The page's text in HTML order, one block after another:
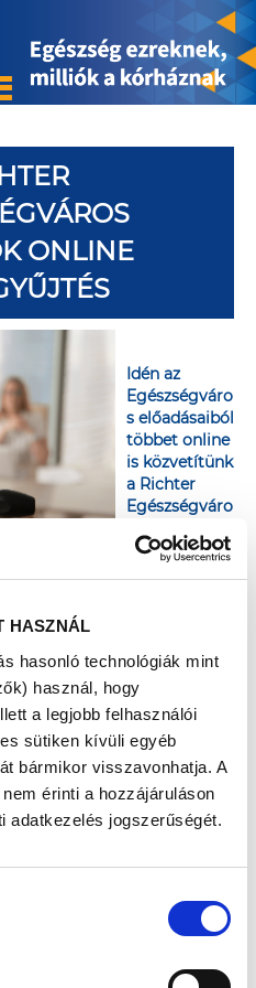
HASZNÁL
hasonló technológiák mint
használ, hogy
a legjobb felhasználói
sütiken kívüli egyéb
bármikor visszavonhatja. A
érinti a hozzájáruláson
adatkezelés jogszerűségét.
ONLINE
Idén az
Egészségváro
s előadásaiból
többet online
is közvetítünk
a Richter
Egészségváro
hivatalos
nem tudnak kilátogatni a
értékes forintokat ér a Jász-
Géza Kórház-
részvétel. A lakosok
és a tanácsadásokon való
fűződő
megosztás) is
Nyrt. által felajánlott